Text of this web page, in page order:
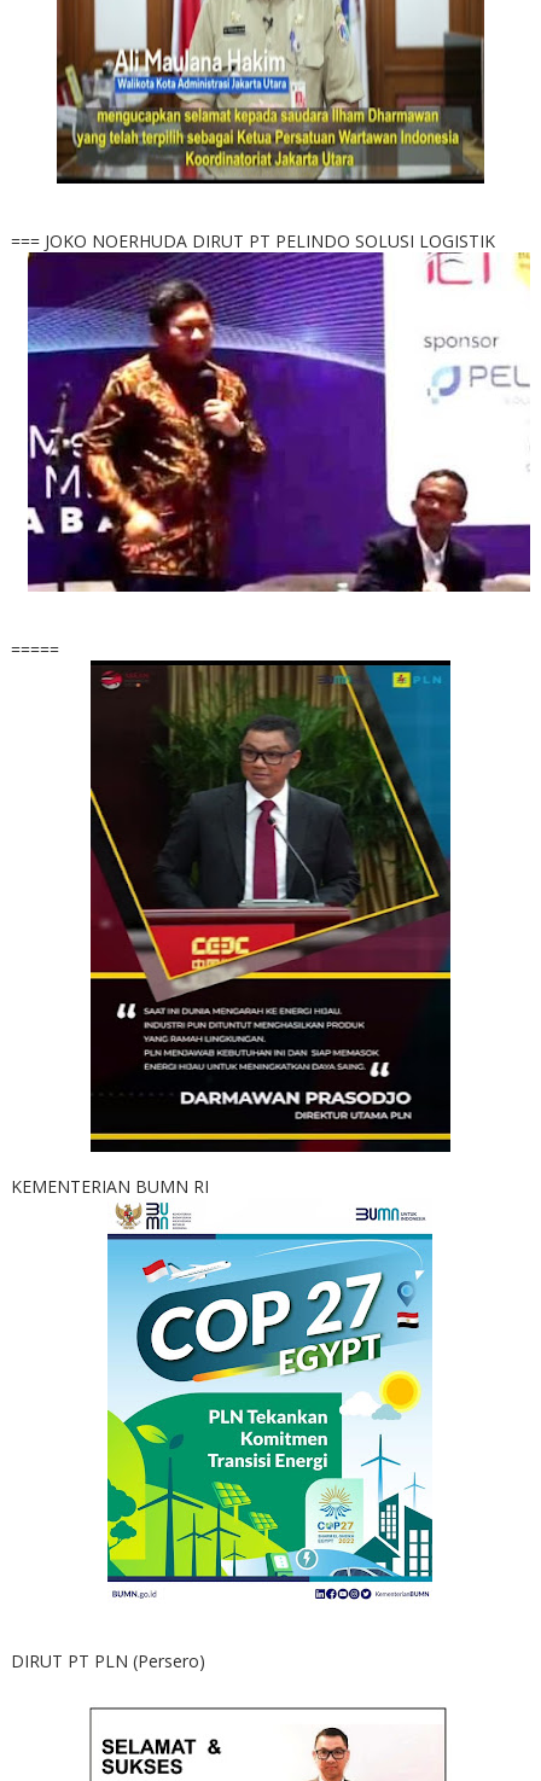
=== JOKO NOERHUDA DIRUT PT PELINDO SOLUSI LOGISTIK
=====
KEMENTERIAN BUMN RI
DIRUT PT PLN (Persero)